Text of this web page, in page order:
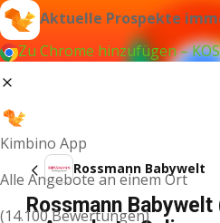
Aktuelle Prospekte
Zu Chrome hinzufügen –
Kimbino App
Alle Angebote an einem Ort
(14.100 Bewertungen)
Rossmann Babywelt
Rossmann